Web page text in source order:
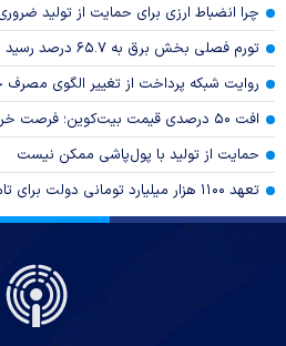
چرا انضباط ارزی برای حمایت از تولید
تورم فصلی بخش برق به ۶۵.۷ درصد رسید
روایت شبکه پرداخت از تغییر الگوی مصرف
افت ۵۰ درصدی قیمت بیت‌کوین؛ فرصت خرید یا آغاز دوره نزولی؟
حمایت از تولید با پول‌پاشی ممکن نیست
تعهد ۱۱۰۰ هزار میلیارد تومانی دولت برای تامین کالابرگ